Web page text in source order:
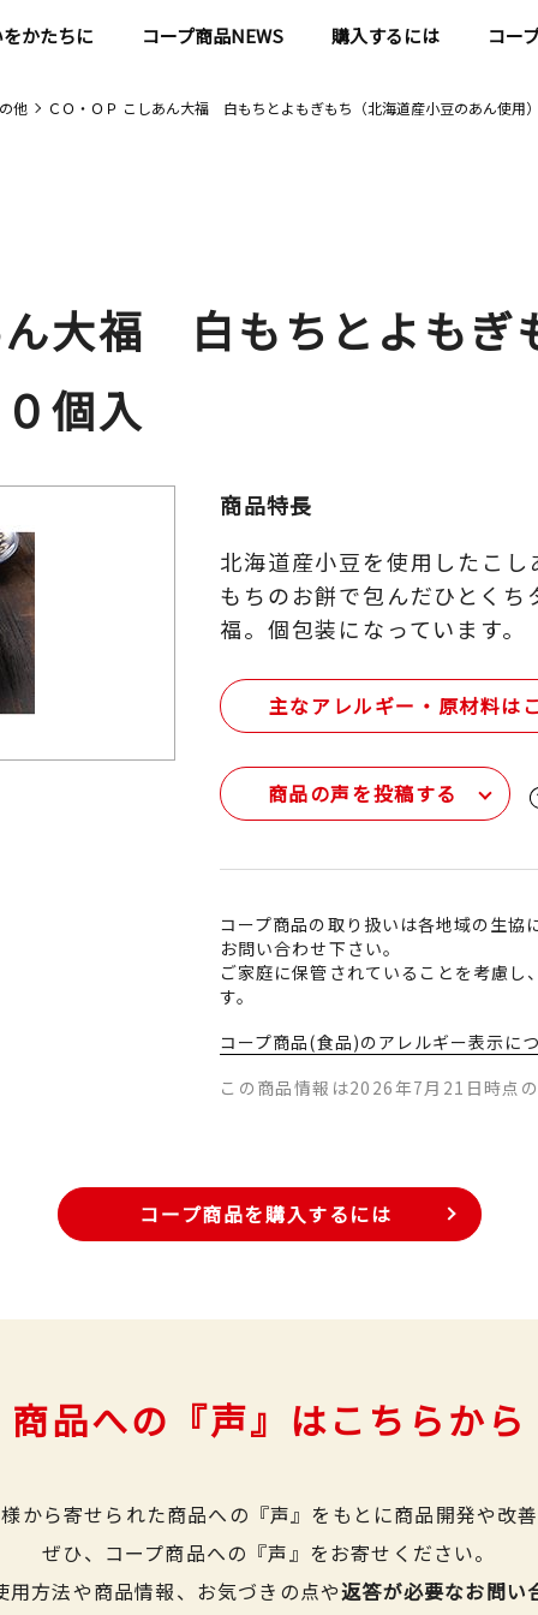
かたちに コープ商品NEWS 購入するには コー
他 ＣＯ・ＯＰ こしあん大福 白もちとよもぎもち（北海道産小豆のあん使用
大福 白もちとよもぎ
個入
商品特長
北海道産小豆を使用したこ
もちのお餅で包んだひとく
福。個包装になっています。
主なアレルギー・原材料は
商品の声を投稿する
コープ商品の取り扱いは各地域の生協
お問い合わせ下さい。
ご家庭に保管されていることを考慮
す。
コープ商品(食品)のアレルギー表示に
この商品情報は2026年7月21日時点
コープ商品を購入するには
商品への『声』はこちらから
から寄せられた商品への『声』をもとに商品開発や改
ぜひ、コープ商品への『声』をお寄せください。
用方法や商品情報、お気づきの点や返答が必要なお問い